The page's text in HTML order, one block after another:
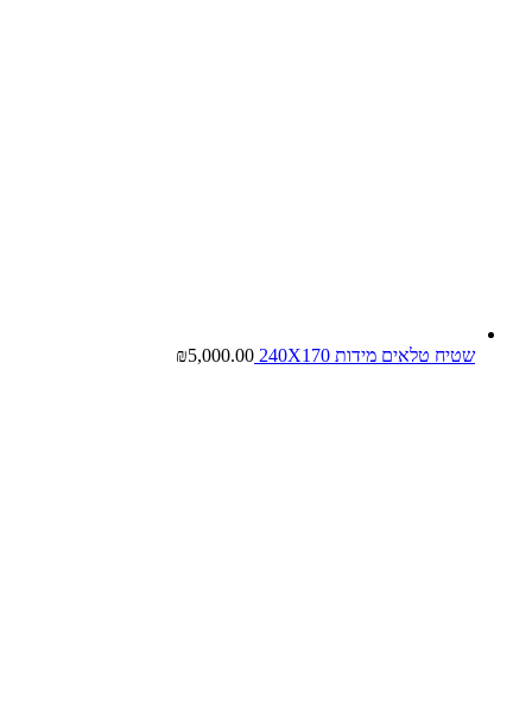
שטיח טלאים מידות 240X170 ₪5,000.00